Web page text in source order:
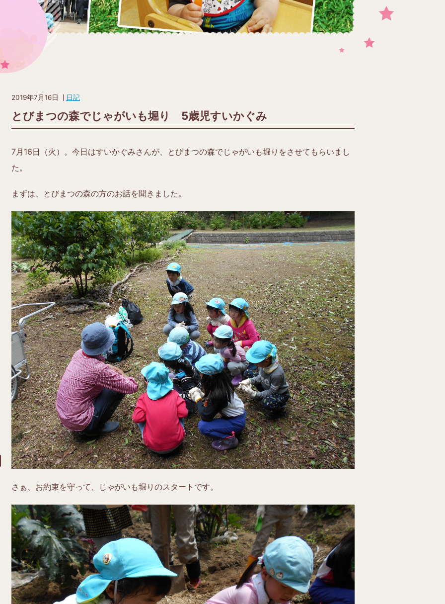
2019年7月16日 日記
とびまつの森でじゃがいも堀り 5歳児すいかぐみ
7月16日（火）。今日はすいかぐみさんが、とびまつの森でじゃがいも堀りをさせてもらいまし
た。
まずは、とびまつの森の方のお話を聞きました。
さぁ、お約束を守って、じゃがいも堀りのスタートです。